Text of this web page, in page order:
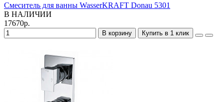
Смеситель для ванны WasserKRAFT Donau 5301
В НАЛИЧИИ
17670р.
В корзину Купить в 1 клик